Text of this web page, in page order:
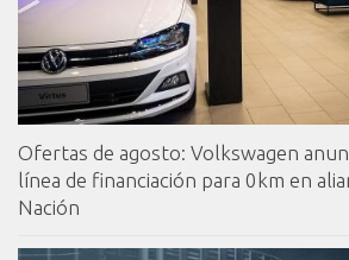
Ofertas de agosto: Volkswagen
línea de financiación para 0km en
Nación